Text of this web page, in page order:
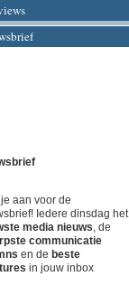
aan voor de
Iedere dinsdag het
media nieuws , de
communicatie
en de beste
in jouw inbox